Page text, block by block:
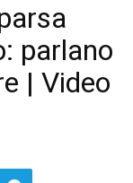
parlano
| Video